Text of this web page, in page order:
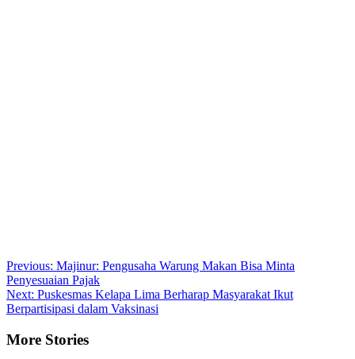
Post
navigation
Previous: Majinur: Pengusaha Warung Makan Bisa Minta
Penyesuaian Pajak
Next: Puskesmas Kelapa Lima Berharap Masyarakat Ikut
Berpartisipasi dalam Vaksinasi
More Stories